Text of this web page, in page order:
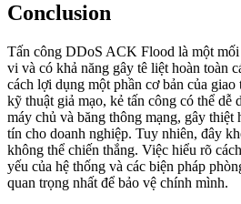
Conclusion
Tấn công DDoS ACK Flood là một mối
vi và có khả năng gây tê liệt hoàn toàn
cách lợi dụng một phần cơ bản của
kỹ thuật giả mạo, kẻ tấn công có thể dễ
máy chủ và băng thông mạng, gây thiệt
tín cho doanh nghiệp. Tuy nhiên, đây
không thể chiến thắng. Việc hiểu rõ
yếu của hệ thống và các biện pháp
quan trọng nhất để bảo vệ chính mình.